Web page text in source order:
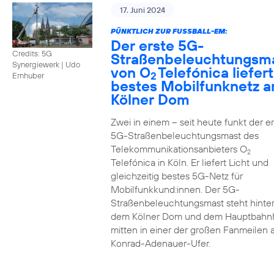
Credits: 5G
Synergiewerk | Udo
Ernhuber
17. Juni 2024
PÜNKTLICH ZUR FUSSBALL-EM:
Der erste 5G-
von O2Telefónica liefert
bestes Mobilfunknetz
Kölner Dom
Zwei in einem – seit heute funkt der
5G-Straßenbeleuchtungsmast des
Telekommunikationsanbieters O2
Telefónica in Köln. Er liefert Licht und
gleichzeitig bestes 5G-Netz für
Mobilfunkkund:innen. Der 5G-
Straßenbeleuchtungsmast steht hinter
dem Kölner Dom und dem
mitten in einer der großen Fanmeilen
Konrad-Adenauer-Ufer.